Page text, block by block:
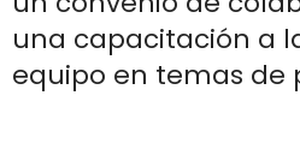
una capacitación a
equipo en temas de